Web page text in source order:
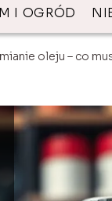
I OGRÓD
oleju – co